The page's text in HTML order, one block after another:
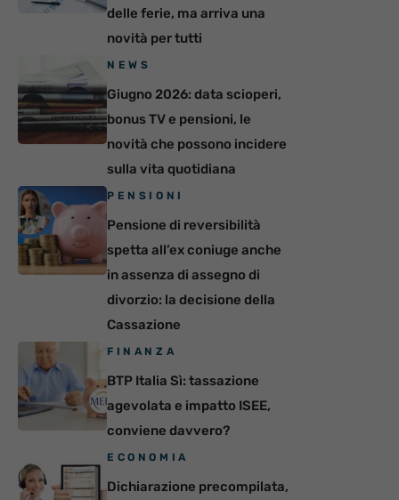
delle ferie, ma arriva una
novità per tutti
NEWS
Giugno 2026: data scioperi,
bonus TV e pensioni, le
novità che possono incidere
sulla vita quotidiana
PENSIONI
Pensione di reversibilità
spetta all’ex coniuge anche
in assenza di assegno di
divorzio: la decisione della
Cassazione
FINANZA
BTP Italia Sì: tassazione
agevolata e impatto ISEE,
conviene davvero?
ECONOMIA
Dichiarazione precompilata,